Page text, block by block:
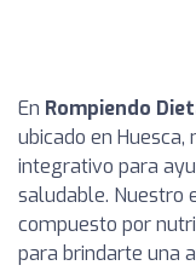
En Rompiendo
ubicado en
integrativo para
saludable. Nuestro
compuesto por
para brindarte una